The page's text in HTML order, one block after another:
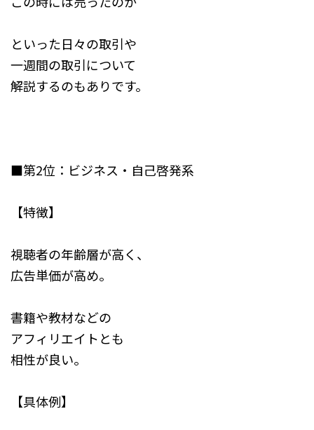
といった日々の取引や
一週間の取引について
解説するのもありです。
■第2位：ビジネス・自己啓発系
【特徴】
視聴者の年齢層が高く、
広告単価が高め。
書籍や教材などの
アフィリエイトとも
相性が良い。
【具体例】